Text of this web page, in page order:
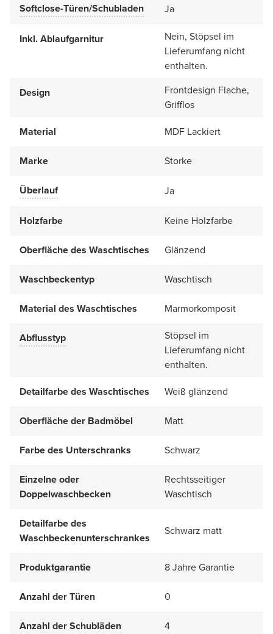
Softclose-Türen/Schubladen Ja
Inkl. Ablaufgarnitur
Nein, Stöpsel im
Lieferumfang nicht
enthalten.
Design
Frontdesign Flache,
Grifflos
Material
MDF Lackiert
Marke Storke
Überlauf Ja
Holzfarbe Keine Holzfarbe
Oberfläche des Waschtisches Glänzend
Waschbeckentyp Waschtisch
Material des Waschtisches Marmorkomposit
Abflusstyp
Stöpsel im
Lieferumfang nicht
enthalten.
Detailfarbe des Waschtisches
Weiß glänzend
Oberfläche der Badmöbel Matt
Farbe des Unterschranks Schwarz
Einzelne oder
Doppelwaschbecken
Rechtsseitiger
Waschtisch
Detailfarbe des
Waschbeckenunterschrankes
Schwarz matt
Produktgarantie 8 Jahre Garantie
Anzahl der Türen 0
Anzahl der Schubläden 4